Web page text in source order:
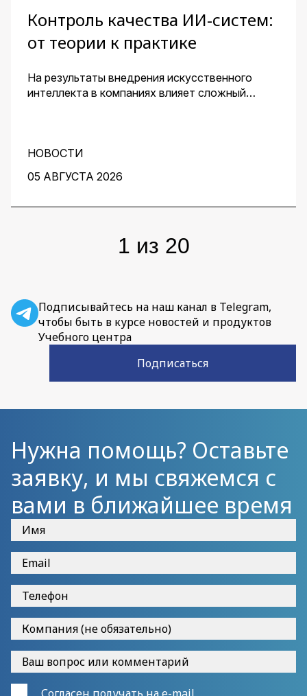
Контроль качества ИИ-систем:
от теории к практике
На результаты внедрения искусственного
интеллекта в компаниях влияет сложный
протяжении всей работы над проектом. О том,
директора центра перспективных разработок
НОВОСТИ
05 АВГУСТА 2026
1 из 20
Подписывайтесь на наш канал в Telegram,
чтобы быть в курсе новостей и продуктов
Учебного центра
Подписаться
Нужна помощь? Оставьте
заявку, и мы свяжемся с
вами в ближайшее время